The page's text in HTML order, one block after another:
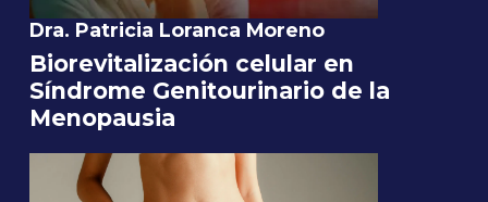
Dra. Patricia Loranca Moreno
Biorevitalización celular en
Síndrome Genitourinario de la
Menopausia